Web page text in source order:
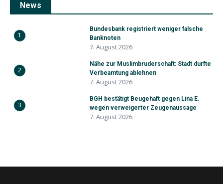
News
1
Bundesbank registriert weniger falsche
Banknoten
7. August 2026
2
Nähe zur Muslimbruderschaft: Stadt durfte
Verbeamtung ablehnen
7. August 2026
3
BGH bestätigt Beugehaft gegen Lina E.
wegen verweigerter Zeugenaussage
7. August 2026